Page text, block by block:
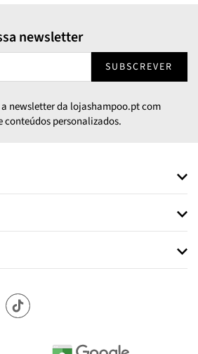
newsletter
SUBSCREVER
a newsletter da lojashampoo.pt com
conteúdos personalizados.